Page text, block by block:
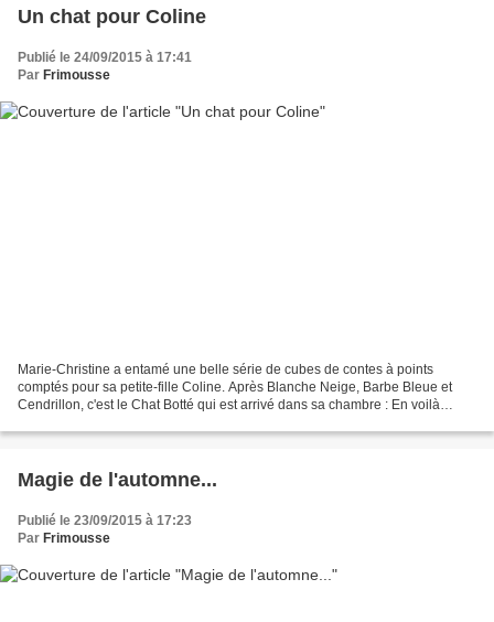
Un chat pour Coline
Publié le 24/09/2015 à 17:41
Par Frimousse
Marie-Christine a entamé une belle série de cubes de contes à points
comptés pour sa petite-fille Coline. Après Blanche Neige, Barbe Bleue et
Cendrillon, c'est le Chat Botté qui est arrivé dans sa chambre : En voilà
Magie de l'automne...
Publié le 23/09/2015 à 17:23
Par Frimousse